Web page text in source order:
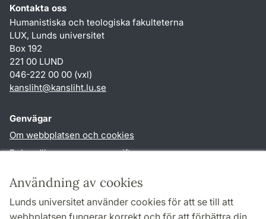
Användning av cookies
Lunds universitet använder cookies för att se till att
webbplatsen fungerar korrekt och för att förbättra din
Kontakta oss
Humanistiska och teologiska fakulteterna
LUX, Lunds universitet
Box 192
221 00 LUND
046-222 00 00 (vxl)
kansliht@kansliht.lu.se
Genvägar
Om webbplatsen och cookies
Behandling av personuppgifter
TYPO3-login